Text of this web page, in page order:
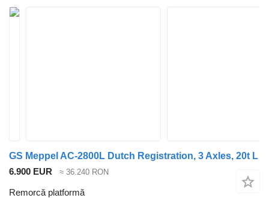
GS Meppel AC-2800L Dutch Registration, 3 Axles, 20t L
6.900 EUR
≈ 36.240 RON
Remorcă platformă